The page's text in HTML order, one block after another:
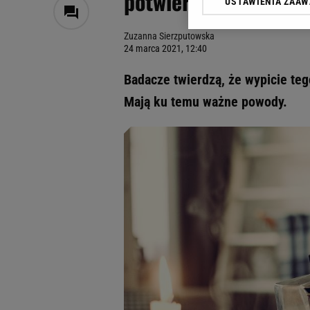
Zuzanna Sierzputowska
24 marca 2021, 12:40
Badacze twierdzą, że wypicie
Mają ku temu ważne powody.
Klikając „Akceptuję”
dotyczące plików
odnośnik „Ustawienia
My, nasi Zaufani
Użycie dokładnych
Przechowywanie